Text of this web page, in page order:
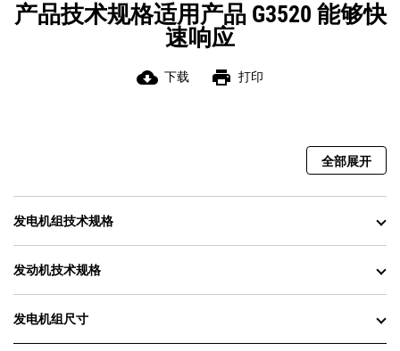
产品技术规格适用产品 G3520 能够快
速响应
cloud_download 下载 print 打印
全部展开
发电机组技术规格
发动机技术规格
发电机组尺寸